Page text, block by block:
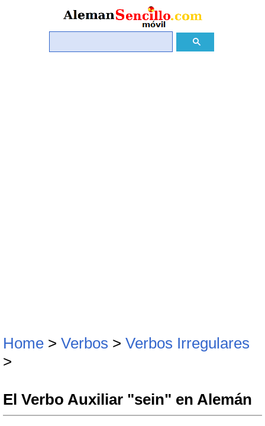
Home > Verbos > Verbos Irregulares
>
El Verbo Auxiliar "sein" en Alemán